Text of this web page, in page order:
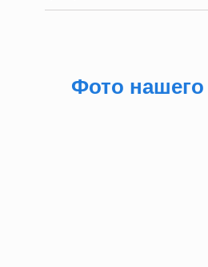
Фото нашего